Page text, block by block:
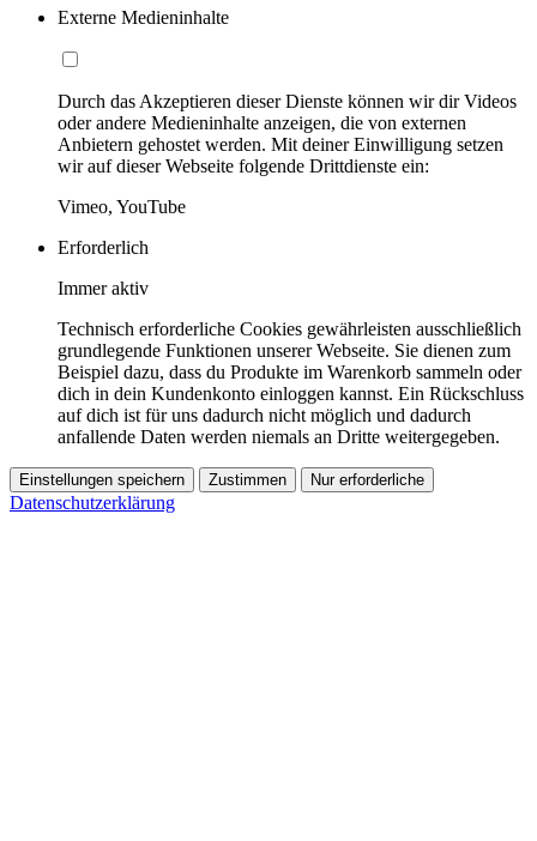
Externe Medieninhalte
Durch das Akzeptieren dieser Dienste können wir dir Videos
oder andere Medieninhalte anzeigen, die von externen
Anbietern gehostet werden. Mit deiner Einwilligung setzen
wir auf dieser Webseite folgende Drittdienste ein:
Vimeo, YouTube
Erforderlich
Immer aktiv
Technisch erforderliche Cookies gewährleisten ausschließlich
grundlegende Funktionen unserer Webseite. Sie dienen zum
Beispiel dazu, dass du Produkte im Warenkorb sammeln oder
dich in dein Kundenkonto einloggen kannst. Ein Rückschluss
auf dich ist für uns dadurch nicht möglich und dadurch
anfallende Daten werden niemals an Dritte weitergegeben.
Einstellungen speichern Zustimmen Nur erforderliche
Datenschutzerklärung